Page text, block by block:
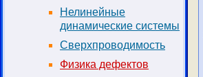
Нелинейные
динамические системы
Сверхпроводимость
Физика дефектов